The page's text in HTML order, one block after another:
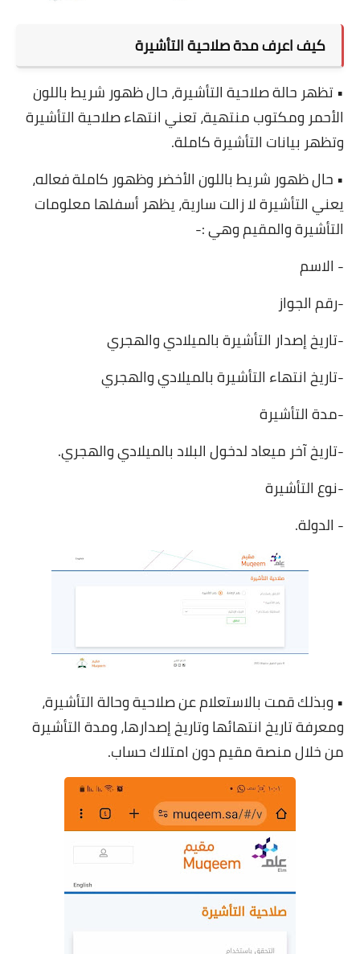
كيف اعرف مدة صلاحية التأشيرة
• تظهر حالة صلاحية التأشيرة، حال ظهور شريط باللون
الأحمر ومكتوب منتهية، تعني انتهاء صلاحية التأشيرة
وتظهر بيانات التأشيرة كاملة.
• حال ظهور شريط باللون الأخضر وظهور كاملة فعاله،
يعني التأشيرة لا زالت سارية، يظهر أسفلها معلومات
التأشيرة والمقيم وهي :-
- الاسم
-رقم الجواز
-تاريخ إصدار التأشيرة بالميلادي والهجري
-تاريخ انتهاء التأشيرة بالميلادي والهجري
-مدة التأشيرة
-تاريخ آخر ميعاد لدخول البلاد بالميلادي والهجري.
-نوع التأشيرة
- الدولة.
• وبذلك قمت بالاستعلام عن صلاحية وحالة التأشيرة،
ومعرفة تاريخ انتهائها وتاريخ إصدارها، ومدة التأشيرة
من خلال منصة مقيم دون امتلاك حساب.